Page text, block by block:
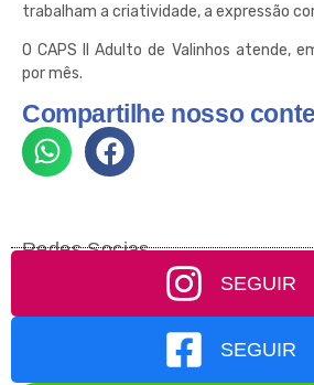
trabalham a criatividade, a expressão
O CAPS II Adulto de Valinhos atende,
por mês.
Compartilhe nosso
Redes Socias
SEGUIR
SEGUIR